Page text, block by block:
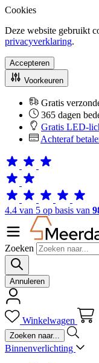
Cookies
Deze website gebruikt
privacyverklaring.
Accepteren
Voorkeuren
Gratis
365 dagen
Gratis LED-
Achteraf
4.4 van 5 op basis van
Zoeken
Annuleren
Winkelwagen
Binnenverlichting